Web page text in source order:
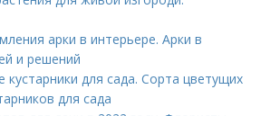
арки в интерьере. Арки в
и решений
кустарники для сада. Сорта цветущих
для сада